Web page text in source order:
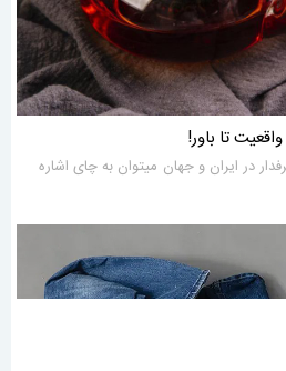
تا باور!
در ایران و جهان میتوان به چای اشاره